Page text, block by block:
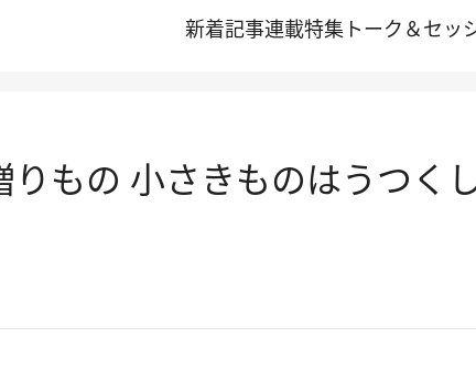
新着記事連載特集 トーク＆セッ
もの 小さきものはうつく